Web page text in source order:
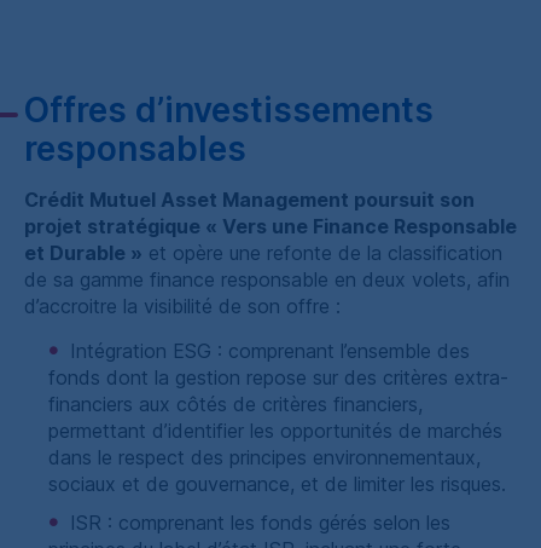
Offres d’investissements
responsables
Crédit Mutuel Asset Management poursuit son
projet stratégique « Vers une Finance Responsable
et Durable » et opère une refonte de la classification
de sa gamme finance responsable en deux volets, afin
d’accroitre la visibilité de son offre :
Intégration ESG : comprenant l’ensemble des
fonds dont la gestion repose sur des critères extra-
financiers aux côtés de critères financiers,
permettant d’identifier les opportunités de marchés
dans le respect des principes environnementaux,
sociaux et de gouvernance, et de limiter les risques.
ISR : comprenant les fonds gérés selon les